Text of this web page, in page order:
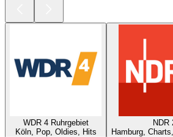
WDR 4 Ruhrgebiet
Köln, Pop, Oldies, Hits
NDR
Hamburg,